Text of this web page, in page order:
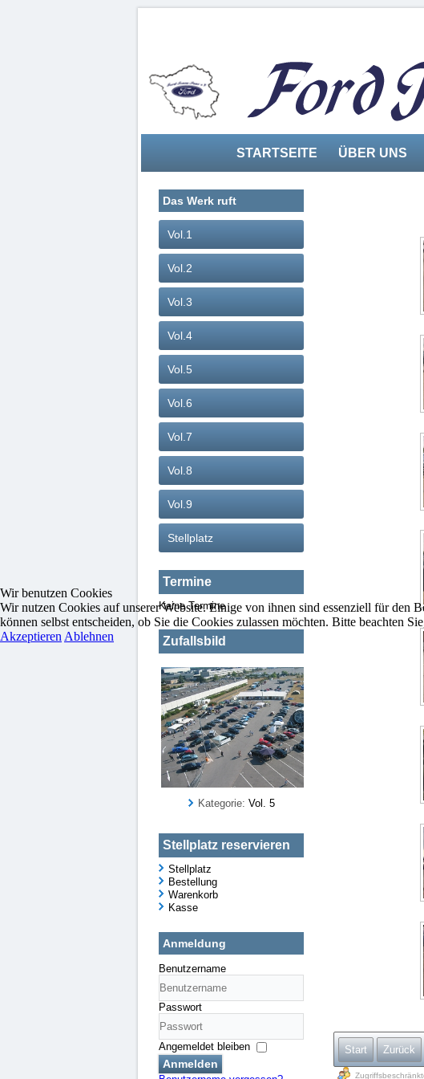
STARTSEITE ÜBER UNS
Das Werk ruft
Vol.1
Vol.2
Vol.3
Vol.4
Vol.5
Vol.6
Vol.7
Vol.8
Vol.9
Stellplatz
Termine
Keine Termine
Zufallsbild
Kategorie: Vol. 5
Stellplatz reservieren
Stellplatz
Bestellung
Warenkorb
Kasse
Anmeldung
Benutzername
Passwort
Angemeldet bleiben
Anmelden
Start Zurück
Wir benutzen Cookies
Wir nutzen Cookies auf unserer Website. Einige von ihnen sind essenziell für den
können selbst entscheiden, ob Sie die Cookies zulassen möchten. Bitte beachten
Akzeptieren Ablehnen